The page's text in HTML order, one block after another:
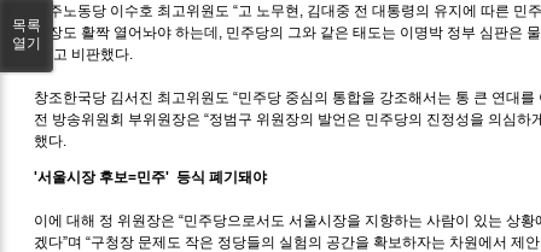
민주노동당 이수호 최고위원도 “고 노무현, 김대중 전 대통령의 유지에 따른 민
시장도 활짝 열어놔야 하는데, 민주당의 그와 같은 태도는 이명박 정부 심판은
다”고 비판했다.
창조한국당 김서진 최고위원도 “민주당 중심의 통합을 강조해서는 통 큰 연대
전 방송위원회 부위원장은 “정범구 위원장의 발언은 민주당의 진정성을 의심하
했다.
'서울시장 후보=민주' 등식 폐기돼야
이에 대해 정 위원장은 “민주당으로서도 서울시장을 지향하는 사람이 있는 상
겠다”며 “구청장 문제도 작은 정당들의 실험의 공간을 확보하자는 차원에서 제
목록
열기